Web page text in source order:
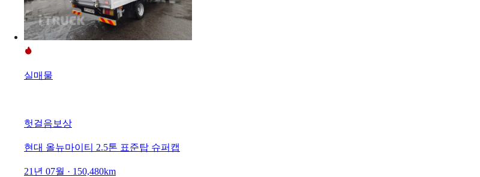
실매물
헛걸음보상
현대 올뉴마이티 2.5톤 표준탑 슈퍼캡
21년 07월 · 150,480km